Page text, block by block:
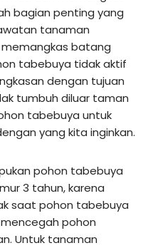
bagian penting yang
tanaman
batang
tabebuya tidak aktif
dengan tujuan
tumbuh diluar taman
tabebuya untuk
yang kita inginkan.
pohon tabebuya
3 tahun, karena
saat pohon tabebuya
pohon
Untuk tanaman